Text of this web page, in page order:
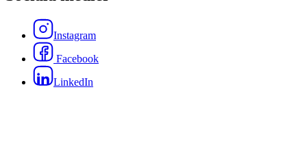
Instagram
Facebook
LinkedIn